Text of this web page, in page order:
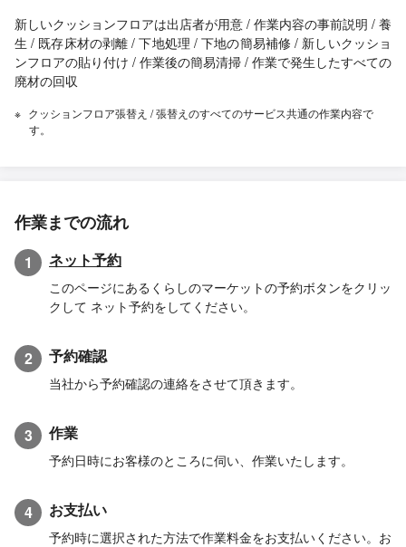
新しいクッションフロアは出店者が用意 / 作業内容の事前説明 / 養
生 / 既存床材の剥離 / 下地処理 / 下地の簡易補修 / 新しいクッショ
ンフロアの貼り付け / 作業後の簡易清掃 / 作業で発生したすべての
廃材の回収
クッションフロア張替え / 張替えのすべてのサービス共通の作業内容で
す。
作業までの流れ
1 ネット予約
このページにあるくらしのマーケットの予約ボタンをクリッ
クして ネット予約をしてください。
2 予約確認
当社から予約確認の連絡をさせて頂きます。
3 作業
予約日時にお客様のところに伺い、作業いたします。
4 お支払い
予約時に選択された方法で作業料金をお支払いください。お